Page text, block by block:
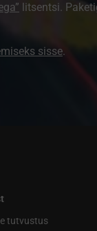
litsentsi.
sisse.
tutvustus